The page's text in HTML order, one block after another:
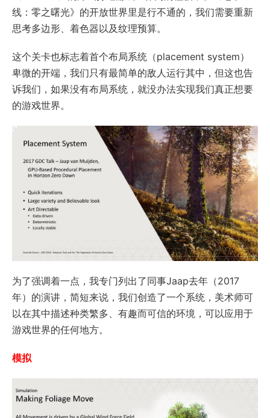
线：零之曙光》的开放世界里是行不通的，我们需要重新
思考多边形、着色器以及纹理预算。
这个关卡也标志着首个布局系统（placement system）
卑微的开端，我们只有最简单的敌人运行其中，但这也告
诉我们，如果没有布局系统，就没办法实现我们真正想要
的游戏世界。
为了强调着一点，我专门列出了同事Jaap去年（2017
年）的演讲，简短来说，我们创造了一个系统，美术师可
以在其中描述种类繁多、有趣而可信的环境，可以应用于
游戏世界的任何地方。
模拟